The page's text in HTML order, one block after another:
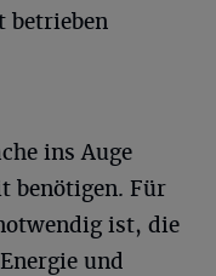
betrieben
ins Auge
benötigen. Für
ist, die
und